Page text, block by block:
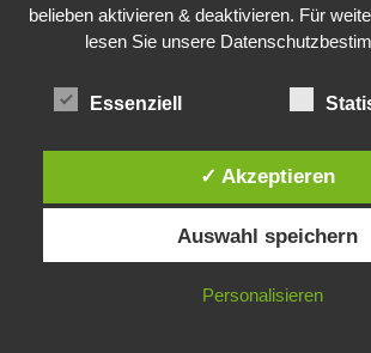
Februar 2011
Januar 2011
Oktober 2010
Juli 2010
März 2009
Diese Website verwendet Cookies. Durch die
Website stimmst du der Verwendung von Cookies
IN ORDNUNG
belieben aktivieren & deaktivieren. Für
lesen Sie unsere
Essenziell
✓ Akzeptieren
Auswahl speichern
Personalisieren